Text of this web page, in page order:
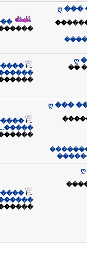
ღ ���
����
���
ღ
ღ ���
���
���
���
�����...
�����
���